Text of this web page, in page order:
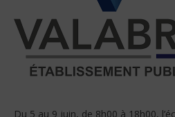
Du 5 au 9 juin, de 8h00 à 18h00,